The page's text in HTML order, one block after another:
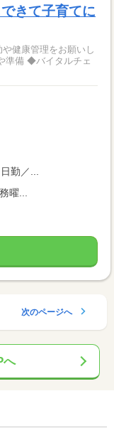
きて子育てに
健康管理をお願いし
勤／...
曜...
次のページへ
へ